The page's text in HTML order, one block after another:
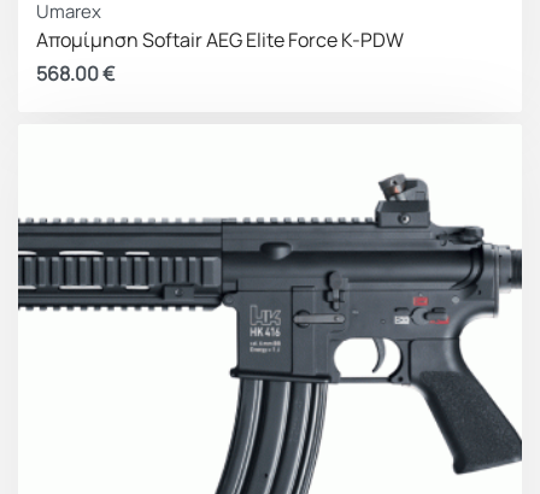
Umarex
Απομίμηση Softair AEG Elite Force K-PDW
568.00€